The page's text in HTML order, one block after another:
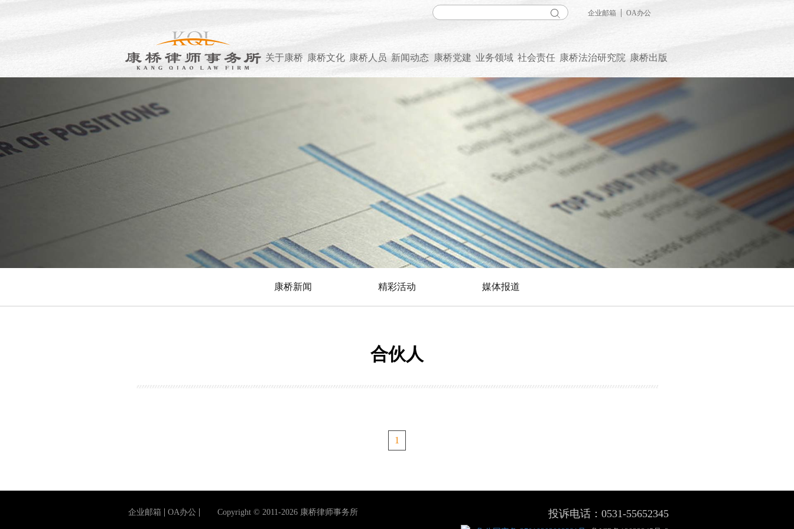
企业邮箱 | OA办公
关于康桥 康桥文化 康桥人员 新闻动态 康桥党建 业务领域 社会责任 康桥法治研究院 康桥出版
康桥新闻 精彩活动 媒体报道
合伙人
1
企业邮箱 OA办公 Copyright © 2011-2026 康桥律师事务所 投诉电话：0531-55652345